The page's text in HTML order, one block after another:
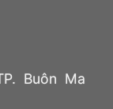
Buôn Ma